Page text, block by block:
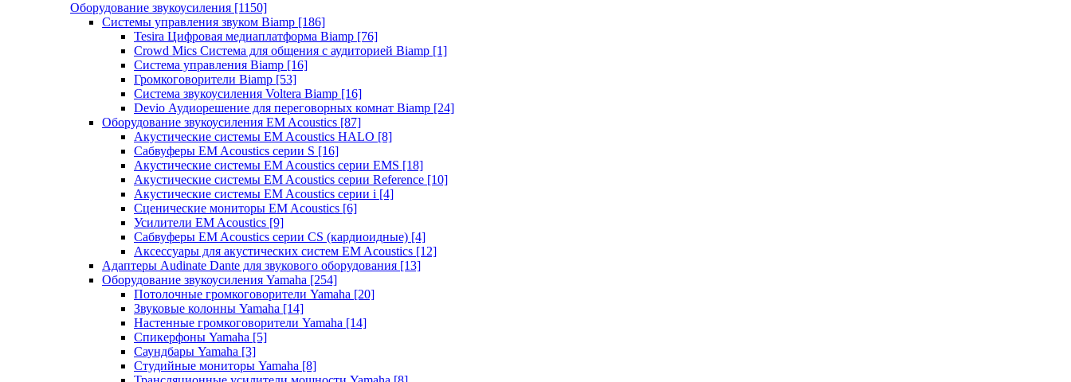
Оборудование звукоусиления [1150]
Системы управления звуком Biamp [186]
Tesira Цифровая медиаплатформа Biamp [76]
Crowd Mics Система для общения с аудиторией Biamp [1]
Система управления Biamp [16]
Громкоговорители Biamp [53]
Система звукоусиления Voltera Biamp [16]
Devio Аудиорешение для переговорных комнат Biamp [24]
Оборудование звукоусиления EM Acoustics [87]
Акустические системы EM Acoustics HALO [8]
Сабвуферы EM Acoustics серии S [16]
Акустические системы EM Acoustics серии EMS [18]
Акустические системы EM Acoustics серии Reference [10]
Акустические системы EM Acoustics серии i [4]
Сценические мониторы EM Acoustics [6]
Усилители EM Acoustics [9]
Сабвуферы EM Acoustics серии CS (кардиоидные) [4]
Аксессуары для акустических систем EM Acoustics [12]
Адаптеры Audinate Dante для звукового оборудования [13]
Оборудование звукоусиления Yamaha [254]
Потолочные громкоговорители Yamaha [20]
Звуковые колонны Yamaha [14]
Настенные громкоговорители Yamaha [14]
Спикерфоны Yamaha [5]
Саундбары Yamaha [3]
Студийные мониторы Yamaha [8]